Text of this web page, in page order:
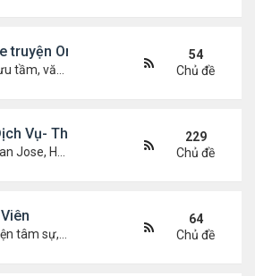
truyện Online
54
Chủ đề
Vụ- Thuê Nhà
229
Chủ đề
64
Chủ đề